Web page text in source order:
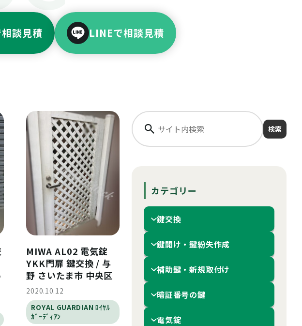
談見積 LINEで相談見積
MIWA AL02 電気錠
YKK門扉 鍵交換 / 与
野 さいたま市 中央区
2020.10.12
ROYAL GUARDIAN ﾛｲﾔﾙ
ｶﾞｰﾃﾞｨｱﾝ
検索
カテゴリー
鍵交換
鍵開け・鍵紛失作成
補助鍵・新規取付け
暗証番号の鍵
電気錠